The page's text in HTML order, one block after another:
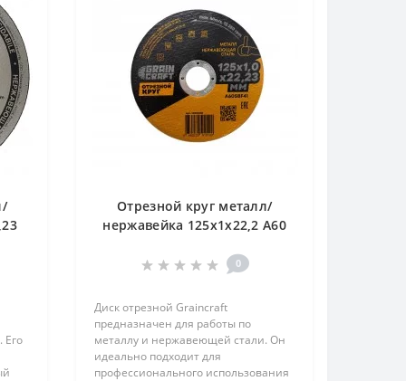
Его
Отрезной круг металл/
нержавейка 125х1х22,2 A60
0
Диск отрезной Graincraft
предназначен для работы по
металлу и нержавеющей стали. Он
идеально подходит для
профессионального использования